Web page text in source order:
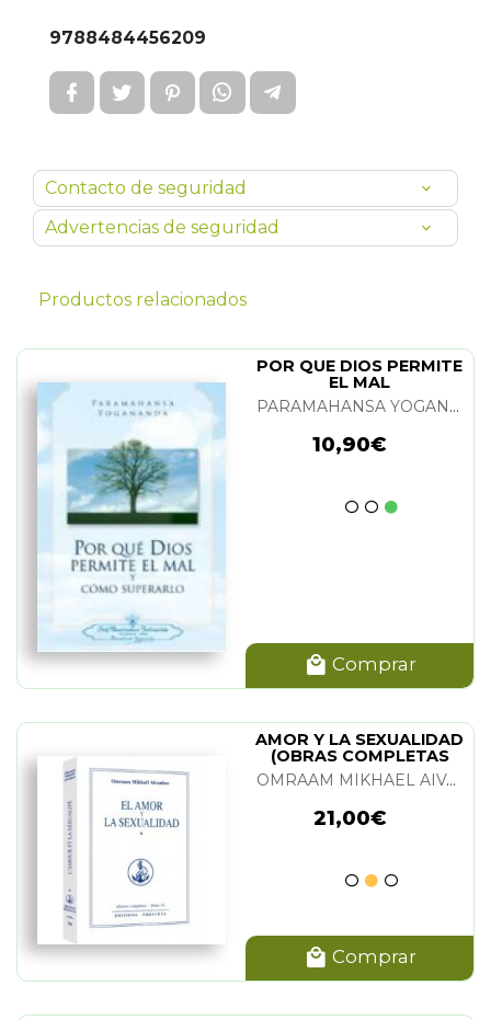
9788484456209
Contacto de seguridad
Advertencias de seguridad
Productos relacionados
POR QUE DIOS PERMITE
EL MAL
PARAMAHANSA YOGANANDA
10,90€
Comprar
AMOR Y LA SEXUALIDAD
(OBRAS COMPLETAS
TOMO 14). EL
OMRAAM MIKHAEL AIVANHOV
21,00€
Comprar